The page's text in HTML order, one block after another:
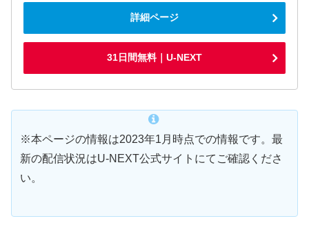
詳細ページ
31日間無料｜U-NEXT
※本ページの情報は2023年1月時点での情報です。最
新の配信状況はU-NEXT公式サイトにてご確認くださ
い。